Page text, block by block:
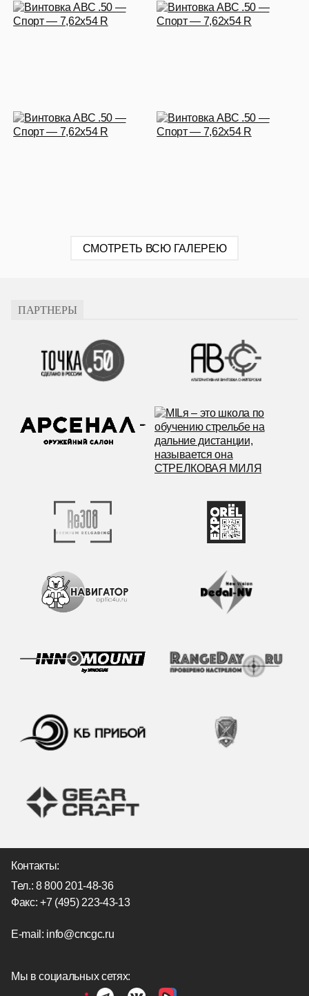
СМОТРЕТЬ ВСЮ ГАЛЕРЕЮ
ПАРТНЕРЫ
Контакты:
Тел.:8 800 201-48-36
Факс: +7 (495) 223-43-13
E-mail: info@cncgc.ru
Мы в социальных сетях: